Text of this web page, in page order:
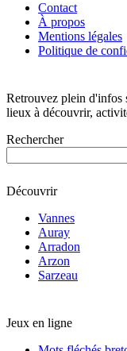
Channel
Contact
À propos
Mentions légales
Politique de
Retrouvez plein d'infos
lieux à découvrir,
Rechercher
Découvrir
Vannes
Auray
Arradon
Arzon
Sarzeau
Jeux en ligne